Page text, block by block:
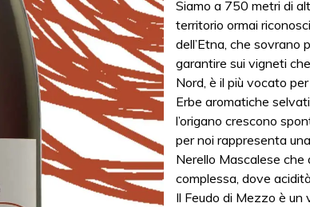
Siamo a 750 metri di
territorio ormai
dell’Etna, che sovrano
garantire sui vigneti
Nord, è il più vocato
Erbe aromatiche
l’origano crescono
per noi rappresenta
Nerello Mascalese
complessa, dove
Il Feudo di Mezzo è un